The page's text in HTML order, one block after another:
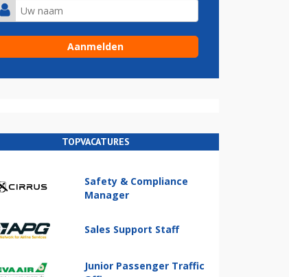
TOPVACATURES
Safety & Compliance
Manager
Sales Support Staff
Junior Passenger Traffic